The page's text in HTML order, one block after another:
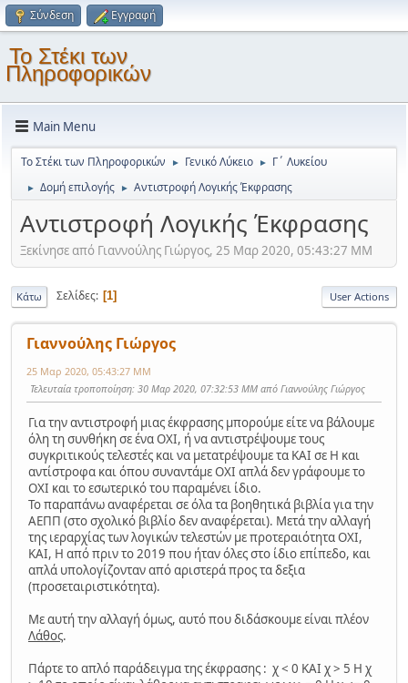
Σύνδεση Εγγραφή
Το Στέκι των
Πληροφορικών
Main Menu
Το Στέκι των Πληροφορικών ► Γενικό Λύκειο ► Γ΄ Λυκείου
► Δομή επιλογής ► Αντιστροφή Λογικής Έκφρασης
Αντιστροφή Λογικής Έκφρασης
Ξεκίνησε από Γιαννούλης Γιώργος, 25 Μαρ 2020, 05:43:27 ΜΜ
Κάτω Σελίδες 1 User Actions
Γιαννούλης Γιώργος
25 Μαρ 2020, 05:43:27 ΜΜ
Τελευταία τροποποίηση: 30 Μαρ 2020, 07:32:53 ΜΜ από Γιαννούλης Γιώργος
Για την αντιστροφή μιας έκφρασης μπορούμε είτε να βάλουμε
όλη τη συνθήκη σε ένα ΟΧΙ, ή να αντιστρέψουμε τους
συγκριτικούς τελεστές και να μετατρέψουμε τα ΚΑΙ σε Η και
αντίστροφα και όπου συναντάμε ΟΧΙ απλά δεν γράφουμε το
ΟΧΙ και το εσωτερικό του παραμένει ίδιο.
Το παραπάνω αναφέρεται σε όλα τα βοηθητικά βιβλία για την
ΑΕΠΠ (στο σχολικό βιβλίο δεν αναφέρεται). Μετά την αλλαγή
της ιεραρχίας των λογικών τελεστών με προτεραιότητα ΟΧΙ,
ΚΑΙ, Η από πριν το 2019 που ήταν όλες στο ίδιο επίπεδο, και
απλά υπολογίζονταν από αριστερά προς τα δεξια
(προσεταιριστικότητα).
Με αυτή την αλλαγή όμως, αυτό που διδάσκουμε είναι πλέον
Λάθος.
Πάρτε το απλό παράδειγμα της έκφρασης : χ < 0 ΚΑΙ χ > 5 Η χ